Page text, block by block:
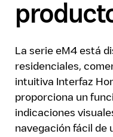
La serie eM4 está
residenciales,
intuitiva Interfaz
proporciona un
indicaciones
navegación fácil de